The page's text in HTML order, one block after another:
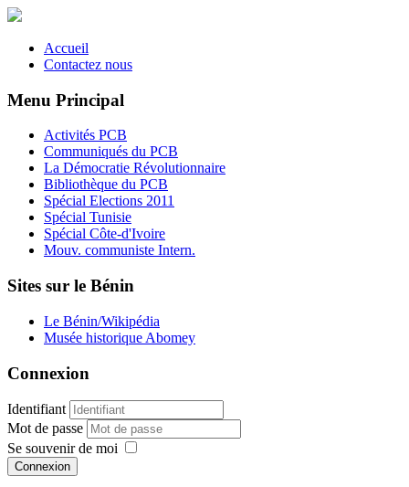
Accueil
Contactez nous
Menu Principal
Activités PCB
Communiqués du PCB
La Démocratie Révolutionnaire
Bibliothèque du PCB
Spécial Elections 2011
Spécial Tunisie
Spécial Côte-d'Ivoire
Mouv. communiste Intern.
Sites sur le Bénin
Le Bénin/Wikipédia
Musée historique Abomey
Connexion
Identifiant
Mot de passe
Se souvenir de moi
Connexion